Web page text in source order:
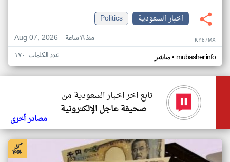
اخبار السعودية
Politics
Aug 07, 2026
منذ ١٦ ساعة KY87MX
مباشر• mubasher.info عدد الكلمات: ١٧٠
تابع اخر اخبار السعودية من
صحيفة عاجل الإلكترونية
مصادر أخرى